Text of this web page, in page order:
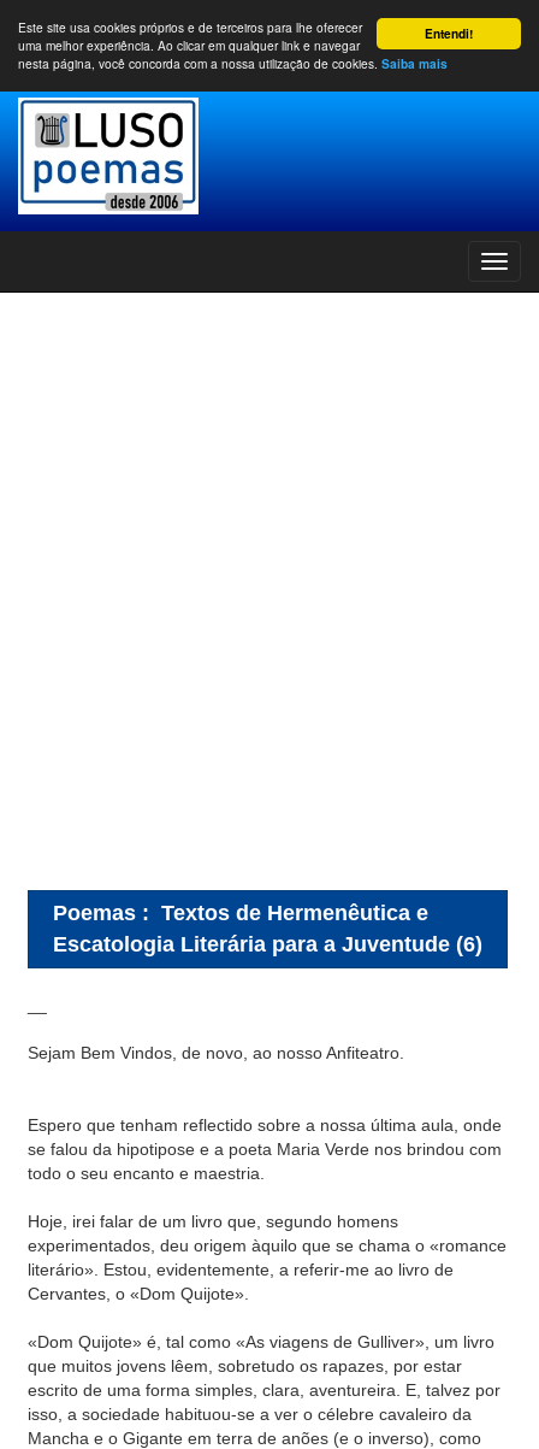
Entendi!
Este site usa cookies próprios e de terceiros para lhe oferecer
uma melhor experiência. Ao clicar em qualquer link e navegar
nesta página, você concorda com a nossa utilização de cookies. Saiba mais
Poemas : Textos de Hermenêutica e
Escatologia Literária para a Juventude (6)
Sejam Bem Vindos, de novo, ao nosso Anfiteatro.
Espero que tenham reflectido sobre a nossa última aula, onde
se falou da hipotipose e a poeta Maria Verde nos brindou com
todo o seu encanto e maestria.
Hoje, irei falar de um livro que, segundo homens
experimentados, deu origem àquilo que se chama o «romance
literário». Estou, evidentemente, a referir-me ao livro de
Cervantes, o «Dom Quijote».
«Dom Quijote» é, tal como «As viagens de Gulliver», um livro
que muitos jovens lêem, sobretudo os rapazes, por estar
escrito de uma forma simples, clara, aventureira. E, talvez por
isso, a sociedade habituou-se a ver o célebre cavaleiro da
Mancha e o Gigante em terra de anões (e o inverso), como